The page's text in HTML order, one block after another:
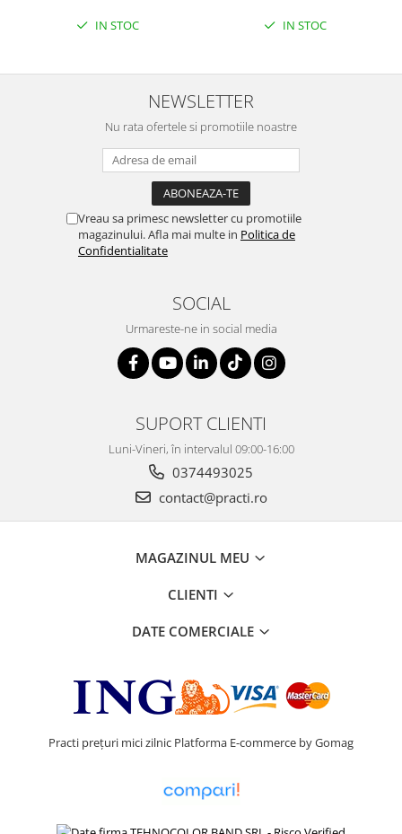
IN STOC IN STOC
NEWSLETTER
Nu rata ofertele si promotiile noastre
Vreau sa primesc newsletter cu promotiile
magazinului. Afla mai multe in Politica de
Confidentialitate
SOCIAL
Urmareste-ne in social media
SUPORT CLIENTI
Luni-Vineri, în intervalul 09:00-16:00
0374493025
contact@practi.ro
MAGAZINUL MEU
CLIENTI
DATE COMERCIALE
Practi prețuri mici zilnic Platforma E-commerce by Gomag